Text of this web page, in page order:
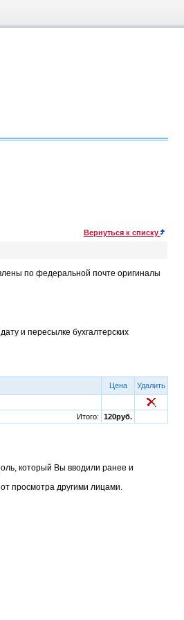
Вернуться к списку
по федеральной почте оригиналы
и пересылке бухгалтерских
Цена
Удалить
Итого:
120руб.
который Вы вводили ранее и
просмотра другими лицами.